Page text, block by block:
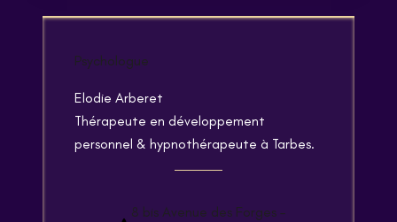
Psychologue
Elodie Arberet
Thérapeute en développement
personnel & hypnothérapeute à Tarbes.
8 bis Avenue des Forges –